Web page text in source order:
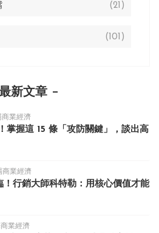
(21)
(101)
新文章
商業經濟
掌握這 15 條「攻防關鍵」，談出高
商業經濟
行銷大師科特勒：用核心價值才能
業經濟